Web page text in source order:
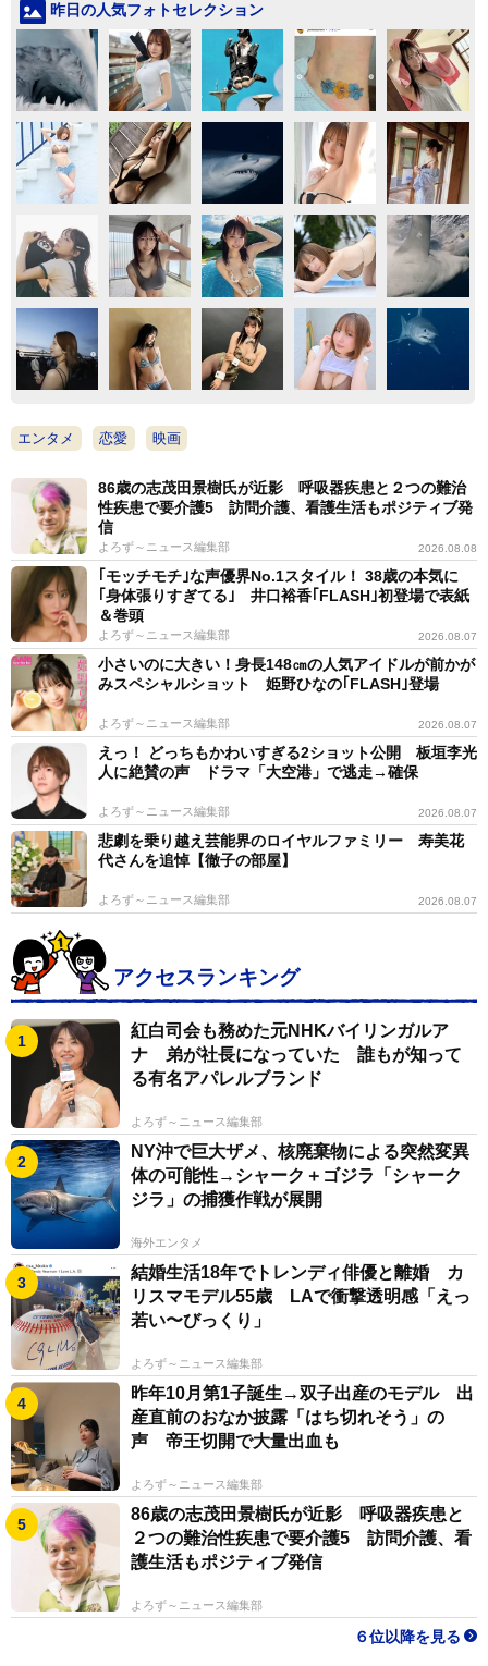
昨日の人気フォトセレクション
エンタメ 恋愛 映画
86歳の志茂田景樹氏が近影 呼吸器疾患と２つの難治
性疾患で要介護5 訪問介護、看護生活もポジティブ発
信
よろず～ニュース編集部 2026.08.08
｢モッチモチ｣な声優界No.1スタイル！ 38歳の本気に
｢身体張りすぎてる｣ 井口裕香｢FLASH｣初登場で表紙
＆巻頭
よろず～ニュース編集部 2026.08.07
小さいのに大きい！身長148㎝の人気アイドルが前かが
みスペシャルショット 姫野ひなの｢FLASH｣登場
よろず～ニュース編集部 2026.08.07
えっ！ どっちもかわいすぎる2ショット公開 板垣李光
人に絶賛の声 ドラマ「大空港」で逃走→確保
よろず～ニュース編集部 2026.08.07
悲劇を乗り越え芸能界のロイヤルファミリー 寿美花
代さんを追悼【徹子の部屋】
よろず～ニュース編集部 2026.08.07
アクセスランキング
紅白司会も務めた元NHKバイリンガルア
ナ 弟が社長になっていた 誰もが知って
る有名アパレルブランド
よろず～ニュース編集部
NY沖で巨大ザメ、核廃棄物による突然変異
体の可能性→シャーク＋ゴジラ「シャーク
ジラ」の捕獲作戦が展開
海外エンタメ
結婚生活18年でトレンディ俳優と離婚 カ
リスマモデル55歳 LAで衝撃透明感「えっ
若い〜びっくり」
よろず～ニュース編集部
昨年10月第1子誕生→双子出産のモデル 出
産直前のおなか披露「はち切れそう」の
声 帝王切開で大量出血も
よろず～ニュース編集部
86歳の志茂田景樹氏が近影 呼吸器疾患と
２つの難治性疾患で要介護5 訪問介護、看
護生活もポジティブ発信
よろず～ニュース編集部
６位以降を見る